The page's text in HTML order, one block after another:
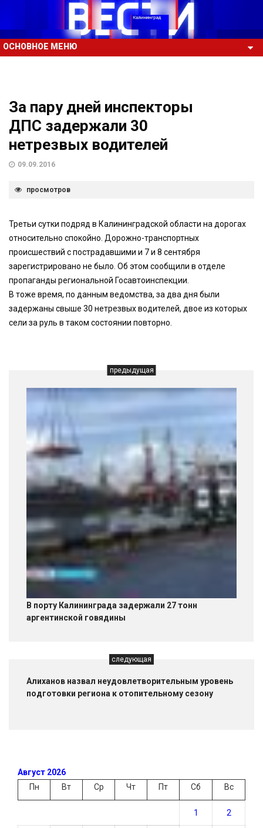
ОСНОВНОЕ МЕНЮ
За пару дней инспекторы
ДПС задержали 30
нетрезвых водителей
09.09.2016
просмотров
Третьи сутки подряд в Калининградской области на дорогах
относительно спокойно. Дорожно-транспортных
происшествий с пострадавшими и 7 и 8 сентября
зарегистрировано не было. Об этом сообщили в отделе
пропаганды региональной Госавтоинспекции.
В тоже время, по данным ведомства, за два дня были
задержаны свыше 30 нетрезвых водителей, двое из которых
сели за руль в таком состоянии повторно.
предыдущая
В порту Калининграда задержали 27 тонн
аргентинской говядины
следующая
Алиханов назвал неудовлетворительным уровень
подготовки региона к отопительному сезону
Август 2026
Пн
Вт Ср Чт Пт Сб Вс
1 2